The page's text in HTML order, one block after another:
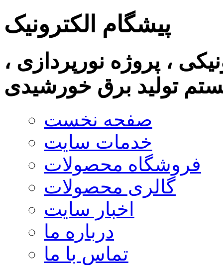
پیشگام الکترونیک
، پروژه نورپردازی ،
تولید برق خورشیدی
صفحه نخست
خدمات سایت
فروشگاه محصولات
گالری محصولات
اخبار سایت
درباره ما
تماس با ما